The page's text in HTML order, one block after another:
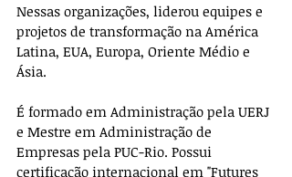
Nessas organizações, liderou equipes e
projetos de transformação na América
Latina, EUA, Europa, Oriente Médio e
Ásia.
É formado em Administração pela UERJ
e Mestre em Administração de
Empresas pela PUC-Rio. Possui
certificação internacional em "Futures